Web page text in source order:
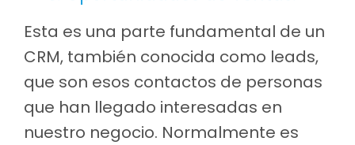
Esta es una parte fundamental de un
CRM, también conocida como leads,
que son esos contactos de personas
que han llegado interesadas en
nuestro negocio. Normalmente es